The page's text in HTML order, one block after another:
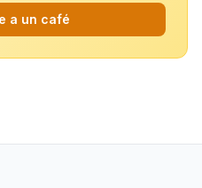
a un café